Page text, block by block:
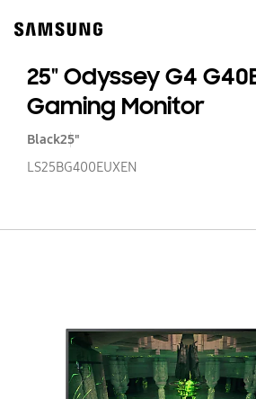
content
25" Odyssey G4
Gaming Monitor
Black25"
LS25BG400EUXEN